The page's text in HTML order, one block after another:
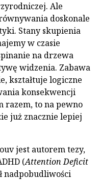
Ale
doskonale
Stany skupienia
w czasie
na drzewa
widzenia. Zabawa
kształtuje logiczne
konsekwencji
razem, to na pewno
już znacznie lepiej
jest autorem tezy,
(Attention Deficit
nadpobudliwości